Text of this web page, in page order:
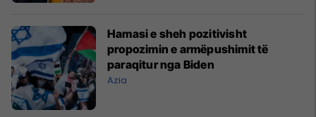
Hamasi e sheh pozitivisht
propozimin e armëpushimit të
paraqitur nga Biden
Azia